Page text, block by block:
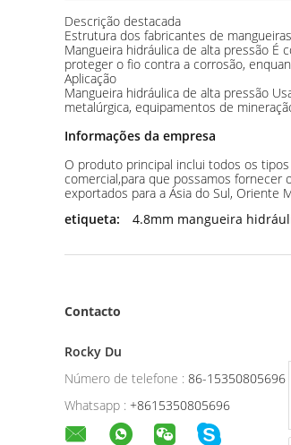
Descrição destacada
Estrutura dos fabricantes de
Mangueira hidráulica de alta pressão
proteger o fio contra a corrosão,
Aplicação
Mangueira hidráulica de alta pressão
metalúrgica, equipamentos de
Informações da empresa
O produto principal inclui todos os
comercial,para que possamos
exportados para a Ásia do Sul, Oriente
etiqueta:
4.8mm mangueira
Contacto
Rocky Du
Número de telefone : 86-15350805696
Whatsapp : +8615350805696